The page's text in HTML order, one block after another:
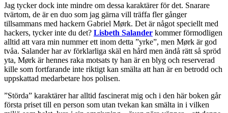
Jag tycker dock inte mindre om dessa karaktärer för det. Snarare
tvärtom, de är en duo som jag gärna vill träffa fler gånger
tillsammans med hackern Gabriel Mørk. Det är något speciellt med
hackers, tycker inte du det? Lisbeth Salander kommer förmodligen
alltid att vara min nummer ett inom detta ”yrke”, men Mørk är god
tvåa. Salander har av förklarliga skäl en hård men ändå rätt så spröd
yta, Mørk är hennes raka motsats ty han är en blyg och reserverad
kille som fortfarande inte riktigt kan smälta att han är en betrodd och
uppskattad medarbetare hos polisen.
”Störda” karaktärer har alltid fascinerat mig och i den här boken går
första priset till en person som utan tvekan kan smälta in i vilken